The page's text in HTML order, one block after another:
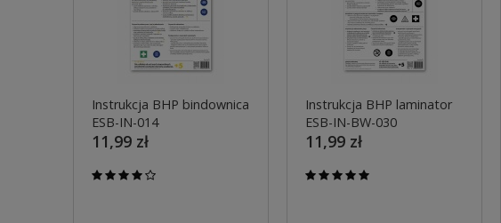
Instrukcja BHP bindownica
ESB-IN-014
11,99 zł
Instrukcja BHP laminator
ESB-IN-BW-030
11,99 zł